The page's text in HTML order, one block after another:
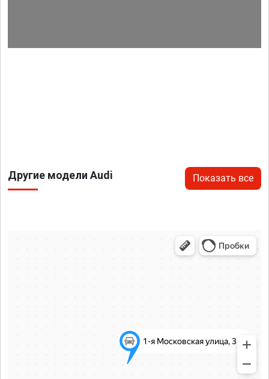
Другие модели Audi Показать все